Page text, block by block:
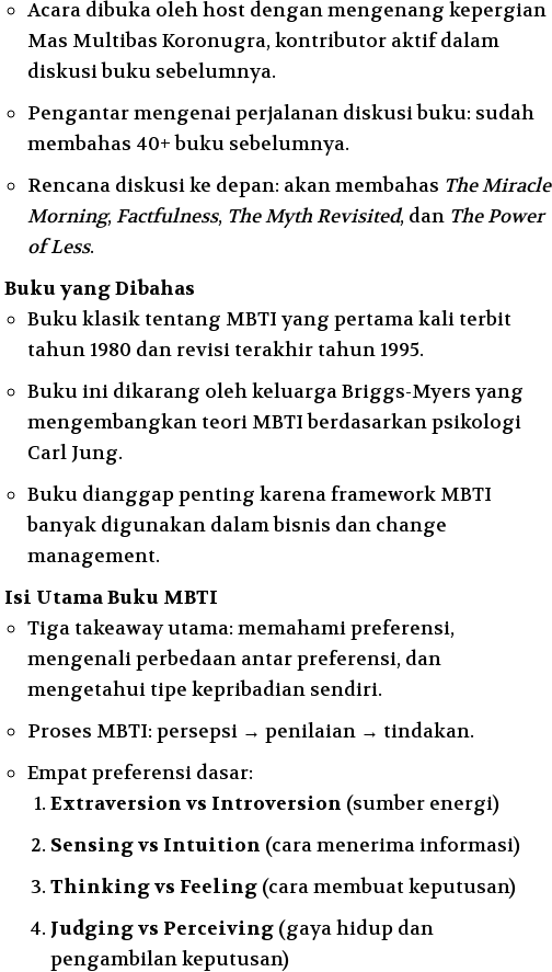
Acara dibuka oleh host dengan mengenang kepergian
Mas Multibas Koronugra, kontributor aktif dalam
diskusi buku sebelumnya.
Pengantar mengenai perjalanan diskusi buku: sudah
membahas 40+ buku sebelumnya.
Rencana diskusi ke depan: akan membahas The Miracle
Morning, Factfulness, The Myth Revisited, dan The Power
of Less.
Buku yang Dibahas
Buku klasik tentang MBTI yang pertama kali terbit
tahun 1980 dan revisi terakhir tahun 1995.
Buku ini dikarang oleh keluarga Briggs-Myers yang
mengembangkan teori MBTI berdasarkan psikologi
Carl Jung.
Buku dianggap penting karena framework MBTI
banyak digunakan dalam bisnis dan change
management.
Isi Utama Buku MBTI
Tiga takeaway utama: memahami preferensi,
mengenali perbedaan antar preferensi, dan
mengetahui tipe kepribadian sendiri.
Proses MBTI: persepsi → penilaian → tindakan.
Empat preferensi dasar:
Extraversion vs Introversion (sumber energi)
Sensing vs Intuition (cara menerima informasi)
Thinking vs Feeling (cara membuat keputusan)
Judging vs Perceiving (gaya hidup dan
pengambilan keputusan)